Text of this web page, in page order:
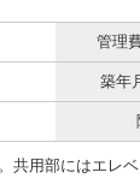
管理
築年
共用部にはエレ